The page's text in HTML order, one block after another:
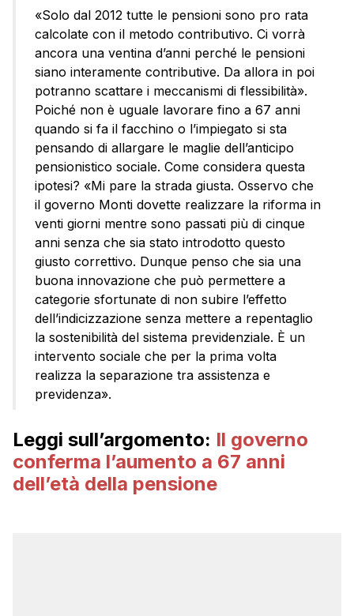
«Solo dal 2012 tutte le pensioni sono pro rata
calcolate con il metodo contributivo. Ci vorrà
ancora una ventina d’anni perché le pensioni
siano interamente contributive. Da allora in poi
potranno scattare i meccanismi di flessibilità».
Poiché non è uguale lavorare fino a 67 anni
quando si fa il facchino o l’impiegato si sta
pensando di allargare le maglie dell’anticipo
pensionistico sociale. Come considera questa
ipotesi? «Mi pare la strada giusta. Osservo che
il governo Monti dovette realizzare la riforma in
venti giorni mentre sono passati più di cinque
anni senza che sia stato introdotto questo
giusto correttivo. Dunque penso che sia una
buona innovazione che può permettere a
categorie sfortunate di non subire l’effetto
dell’indicizzazione senza mettere a repentaglio
la sostenibilità del sistema previdenziale. È un
intervento sociale che per la prima volta
realizza la separazione tra assistenza e
previdenza».
Leggi sull’argomento: Il governo
conferma l’aumento a 67 anni
dell’età della pensione